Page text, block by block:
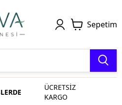
Sepetim
ÜCRETSİZ
KARGO